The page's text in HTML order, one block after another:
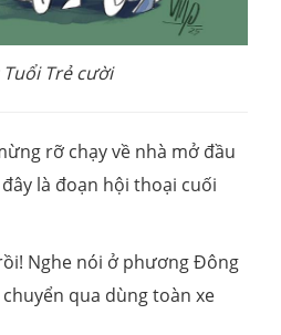
Trẻ cười
rỡ chạy về nhà mở đầu
là đoạn hội thoại cuối
Nghe nói ở phương Đông
qua dùng toàn xe